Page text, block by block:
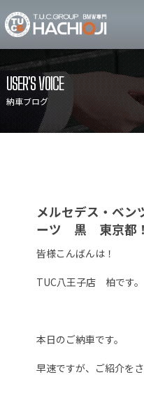
ニュース
目玉車両一覧
保証＆サービス
TUCとは？
納車blog
会社概要
USER'S VOICE
納車ブログ
メルセデス・ベ
ーツ 黒 東京都
皆様こんばんは！
TUC八王子店 柏です。
本日のご納車です。
早速ですが、ご紹介を